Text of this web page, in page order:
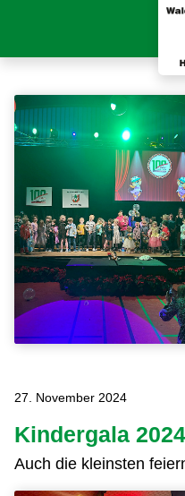
27. November 2024
Kindergala 2024
Auch die kleinsten